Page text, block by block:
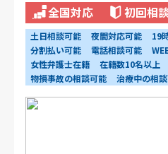
全国対応 初回相
土日相談可能 夜間対応可能 19
分割払い可能
電話相談可能
女性弁護士在籍
在籍数10名以上
物損事故の相談可能
治療中の相